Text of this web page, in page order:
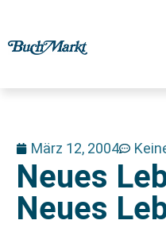
März 12, 2004
Neues
Neues